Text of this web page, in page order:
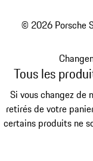
© 2026 Porsche
Tous les
Si vous changez de
retirés de votre
certains produits ne